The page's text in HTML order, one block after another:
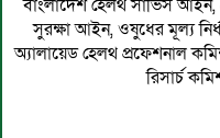
বাংলাদেশ হেলথ সার্ভিস আইন,
সুরক্ষা আইন, ওষুধের মূল্য
অ্যালায়েড হেলথ প্রফেশনাল
রিসার্চ